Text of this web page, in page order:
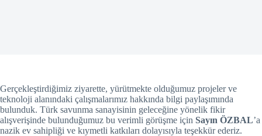
Gerçekleştirdiğimiz ziyarette, yürütmekte olduğumuz projeler ve
teknoloji alanındaki çalışmalarımız hakkında bilgi paylaşımında
bulunduk. Türk savunma sanayisinin geleceğine yönelik fikir
alışverişinde bulunduğumuz bu verimli görüşme için Sayın ÖZBAL’a
nazik ev sahipliği ve kıymetli katkıları dolayısıyla teşekkür ederiz.